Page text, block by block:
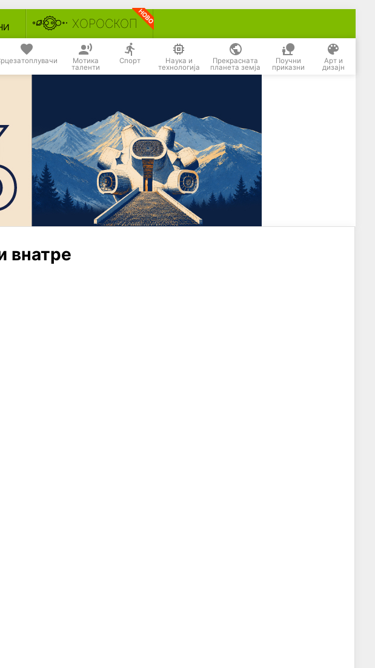
ХОРОСКОП
Мотика
таленти
Спорт Наука и
технологија
Прекрасната
планета земја
Поучни
приказни
Арт и
дизајн
внатре